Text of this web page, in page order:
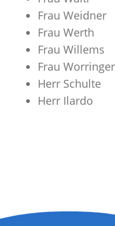
Frau Weidner
Frau Werth
Frau Willems
Frau
Herr Schulte
Herr Ilardo